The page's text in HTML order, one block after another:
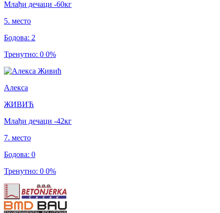
Млађи дечаци -60кг
5. место
Бодова: 2
Тренутно: 0 0%
Алекса
ЖИВИЋ
Млађи дечаци -42кг
7. место
Бодова: 0
Тренутно: 0 0%